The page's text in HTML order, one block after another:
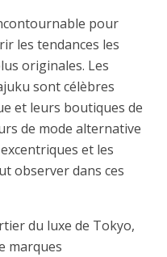
pour
les tendances les
originales. Les
sont célèbres
et leurs boutiques de
de mode alternative
et les
observer dans ces
du luxe de Tokyo,
marques